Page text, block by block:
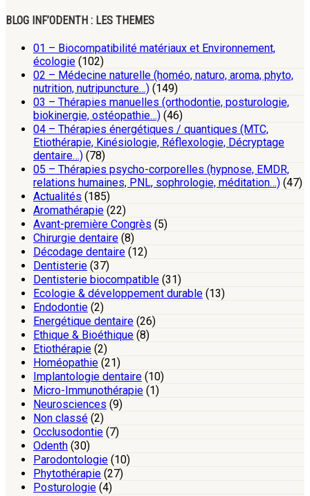
BLOG INF’ODENTH : LES THEMES
01 – Biocompatibilité matériaux et Environnement,
écologie (102)
02 – Médecine naturelle (homéo, naturo, aroma, phyto,
nutrition, nutripuncture…) (149)
03 – Thérapies manuelles (orthodontie, posturologie,
biokinergie, ostéopathie…) (46)
04 – Thérapies énergétiques / quantiques (MTC,
Etiothérapie, Kinésiologie, Réflexologie, Décryptage
dentaire…) (78)
05 – Thérapies psycho-corporelles (hypnose, EMDR,
relations humaines, PNL, sophrologie, méditation…) (47)
Actualités (185)
Aromathérapie (22)
Avant-première Congrès (5)
Chirurgie dentaire (8)
Décodage dentaire (12)
Dentisterie (37)
Dentisterie biocompatible (31)
Ecologie & développement durable (13)
Endodontie (2)
Energétique dentaire (26)
Ethique & Bioéthique (8)
Etiothérapie (2)
Homéopathie (21)
Implantologie dentaire (10)
Micro-Immunothérapie (1)
Neurosciences (9)
Non classé (2)
Occlusodontie (7)
Odenth (30)
Parodontologie (10)
Phytothérapie (27)
Posturologie (4)